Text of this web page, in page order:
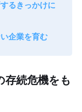
るきっかけに
企業を育む
存続危機をも